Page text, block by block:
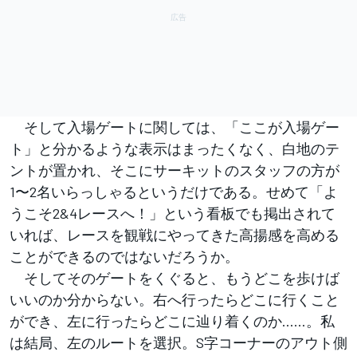
そして入場ゲートに関しては、「ここが入場ゲー
ト」と分かるような表示はまったくなく、白地のテ
ントが置かれ、そこにサーキットのスタッフの方が
1〜2名いらっしゃるというだけである。せめて「よ
うこそ2&4レースへ！」という看板でも掲出されて
いれば、レースを観戦にやってきた高揚感を高める
ことができるのではないだろうか。
そしてそのゲートをくぐると、もうどこを歩けば
いいのか分からない。右へ行ったらどこに行くこと
ができ、左に行ったらどこに辿り着くのか……。私
は結局、左のルートを選択。S字コーナーのアウト側